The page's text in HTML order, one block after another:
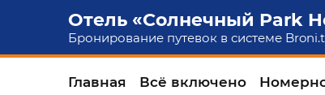
Отель «Солнечный Park
Бронирование путевок в системе
Главная Всё включено